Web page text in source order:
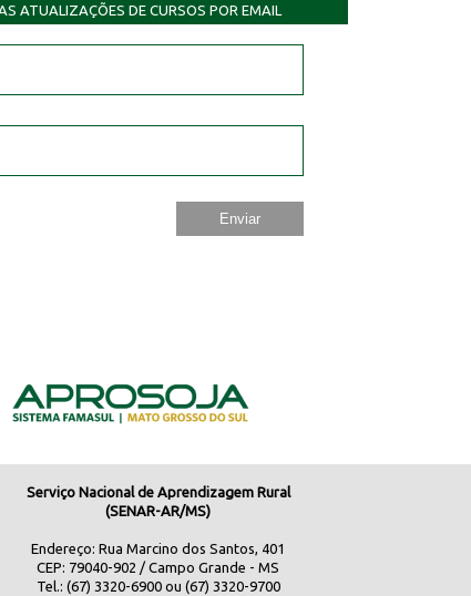
ATUALIZAÇÕES DE CURSOS POR EMAIL
Serviço Nacional de Aprendizagem Rural
(SENAR-AR/MS)
Endereço: Rua Marcino dos Santos, 401
CEP: 79040-902 / Campo Grande - MS
Tel.: (67) 3320-6900 ou (67) 3320-9700